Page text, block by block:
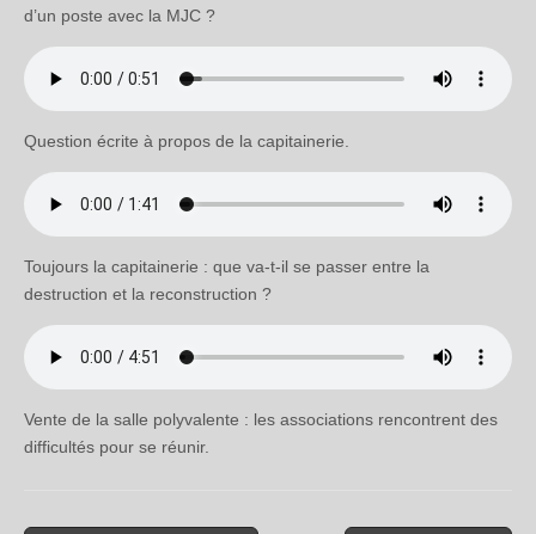
d’un poste avec la MJC ?
Question écrite à propos de la capitainerie.
Toujours la capitainerie : que va-t-il se passer entre la
destruction et la reconstruction ?
Vente de la salle polyvalente : les associations rencontrent des
difficultés pour se réunir.